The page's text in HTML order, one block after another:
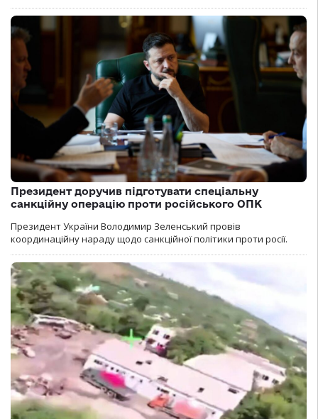
Президент доручив підготувати спеціальну
санкційну операцію проти російського ОПК
Президент України Володимир Зеленський провів
координаційну нараду щодо санкційної політики проти росії.